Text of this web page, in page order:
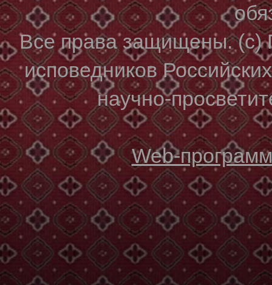
Все права защищены. (с)
исповедников
научно-
Web-